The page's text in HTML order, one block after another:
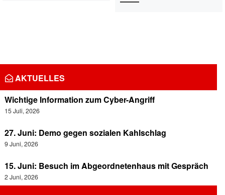
AKTUELLES
Wichtige Information zum Cyber-Angriff
15 Juli, 2026
27. Juni: Demo gegen sozialen Kahlschlag
9 Juni, 2026
15. Juni: Besuch im Abgeordnetenhaus mit Gespräch
2 Juni, 2026